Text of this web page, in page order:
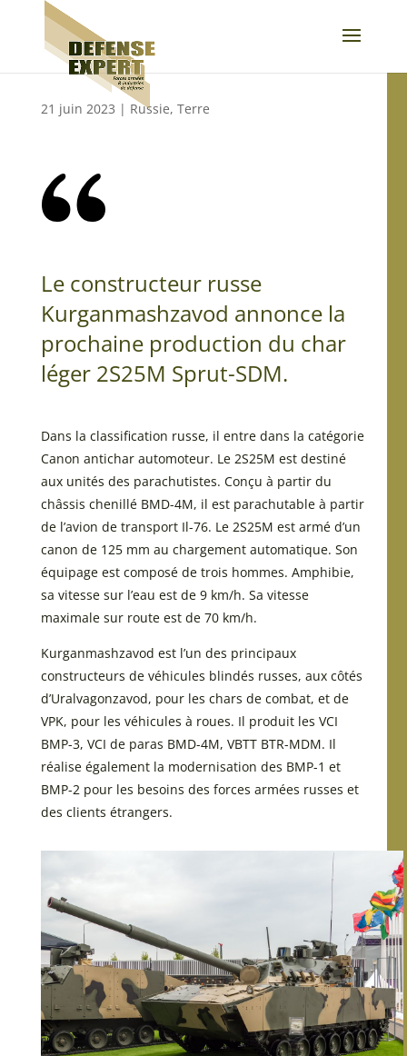
21 juin 2023 | Russie, Terre
Le constructeur russe
Kurganmashzavod annonce la
prochaine production du char
léger 2S25M Sprut-SDM.
Dans la classification russe, il entre dans la catégorie
Canon antichar automoteur. Le 2S25M est destiné
aux unités des parachutistes. Conçu à partir du
châssis chenillé BMD-4M, il est parachutable à partir
de l’avion de transport Il-76. Le 2S25M est armé d’un
canon de 125 mm au chargement automatique. Son
équipage est composé de trois hommes. Amphibie,
sa vitesse sur l’eau est de 9 km/h. Sa vitesse
maximale sur route est de 70 km/h.
Kurganmashzavod est l’un des principaux
constructeurs de véhicules blindés russes, aux côtés
d’Uralvagonzavod, pour les chars de combat, et de
VPK, pour les véhicules à roues. Il produit les VCI
BMP-3, VCI de paras BMD-4M, VBTT BTR-MDM. Il
réalise également la modernisation des BMP-1 et
BMP-2 pour les besoins des forces armées russes et
des clients étrangers.